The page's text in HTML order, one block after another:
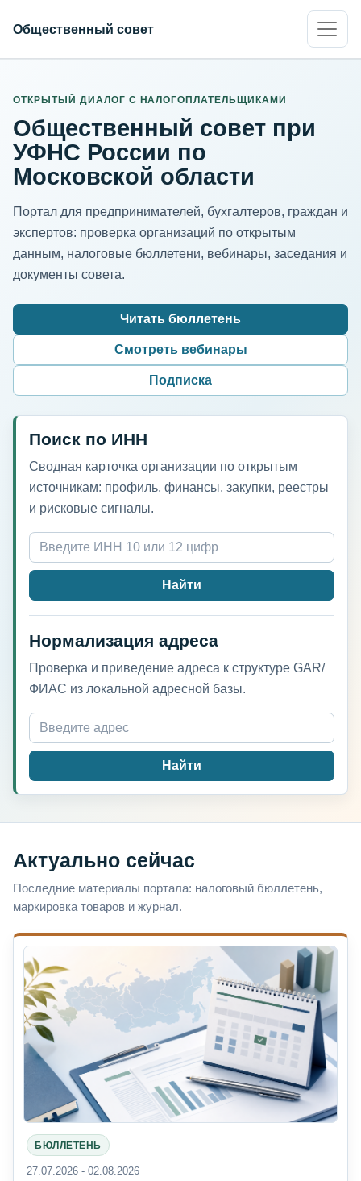
Общественный совет
ОТКРЫТЫЙ ДИАЛОГ С НАЛОГОПЛАТЕЛЬЩИКАМИ
Общественный совет при
УФНС России по
Московской области
Портал для предпринимателей, бухгалтеров, граждан и
экспертов: проверка организаций по открытым
данным, налоговые бюллетени, вебинары, заседания и
документы совета.
Читать бюллетень
Смотреть вебинары
Подписка
Поиск по ИНН
Сводная карточка организации по открытым
источникам: профиль, финансы, закупки, реестры
и рисковые сигналы.
ИНН организации
Найти
Нормализация адреса
Проверка и приведение адреса к структуре GAR/
ФИАС из локальной адресной базы.
Адрес для нормализации
Найти
Актуально сейчас
Последние материалы портала: налоговый бюллетень,
маркировка товаров и журнал.
БЮЛЛЕТЕНЬ
27.07.2026 - 02.08.2026